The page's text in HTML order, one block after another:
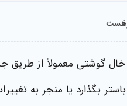
خال گوشتی معمولاً از
بگذارد یا منجر به